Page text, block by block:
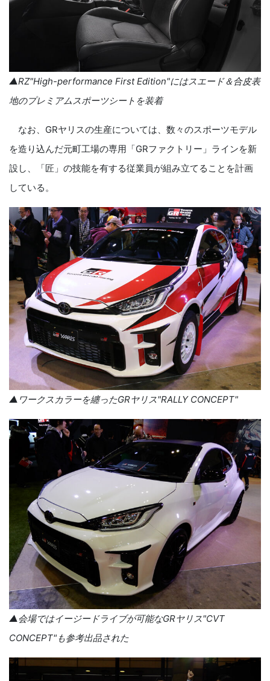
▲RZ"High-performance First Edition"にはスエード＆合皮表
地のプレミアムスポーツシートを装着
なお、 GRヤリスの生産については、数々のスポーツモデル
を造り込んだ元町工場の専用「GRファクトリー」ラインを新
設し、「匠」の技能を有する従業員が組み立てることを計画
している。
▲ワークスカラーを纏ったGRヤリス"RALLY CONCEPT"
▲会場ではイージードライブが可能なGRヤリス"CVT
CONCEPT"も参考出品された